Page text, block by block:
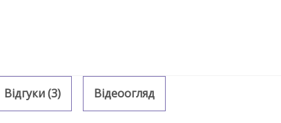
Відгуки (3) Відеоогляд